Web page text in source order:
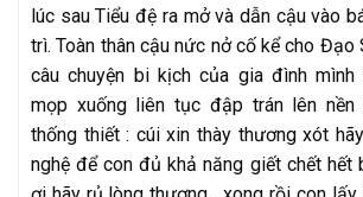
lúc sau Tiểu đệ ra mở và dẫn cậu vào
trì. Toàn thân cậu nức nở cố kể cho
câu chuyện bi kịch của gia đình mình
mọp xuống liên tục đập trán lên
thống thiết : cúi xin thày thương xót
nghệ để con đủ khả năng giết chết hết